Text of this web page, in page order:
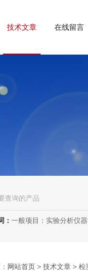
技术文章 在线留言
： 一般项目：实验分析仪器制造；实验分析仪器销售；仪器仪表销售；仪器仪表制造；电子测量仪器销售；电子测量仪器制造；电子产品销售；环境保护专用设备制造；环境保护专用设备销售；办公设备销售；办公设备耗材制造；专用设备修理；信息安全设备制造；信息安全设备销售；物联网设备制造；通信设备制造；电子（气）物
网站首页 > 技术文章 > 检